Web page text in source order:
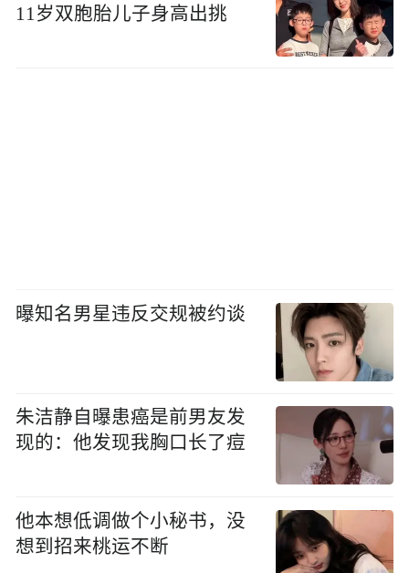
11岁双胞胎儿子身高出挑
曝知名男星违反交规被约谈
朱洁静自曝患癌是前男友发
现的：他发现我胸口长了痘
他本想低调做个小秘书，没
想到招来桃运不断